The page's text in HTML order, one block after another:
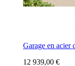
Garage en acier
12 939,00 €